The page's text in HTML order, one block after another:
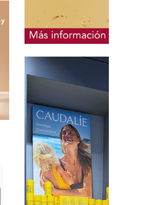
NOVEDAD